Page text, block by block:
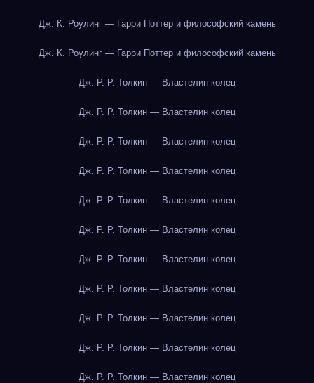
Дж. К. Роулинг — Гарри Поттер и философский камень
Дж. К. Роулинг — Гарри Поттер и философский камень
Дж. Р. Р. Толкин — Властелин колец
Дж. Р. Р. Толкин — Властелин колец
Дж. Р. Р. Толкин — Властелин колец
Дж. Р. Р. Толкин — Властелин колец
Дж. Р. Р. Толкин — Властелин колец
Дж. Р. Р. Толкин — Властелин колец
Дж. Р. Р. Толкин — Властелин колец
Дж. Р. Р. Толкин — Властелин колец
Дж. Р. Р. Толкин — Властелин колец
Дж. Р. Р. Толкин — Властелин колец
Дж. Р. Р. Толкин — Властелин колец